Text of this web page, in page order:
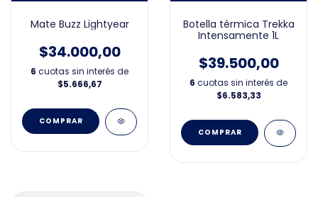
Mate Buzz Lightyear
$34.000,00
6 cuotas sin interés de
$5.666,67
Botella térmica Trekka
Intensamente 1L
$39.500,00
6 cuotas sin interés de
$6.583,33